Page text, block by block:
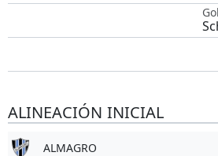
Gol
ALINEACIÓN INICIAL
ALMAGRO